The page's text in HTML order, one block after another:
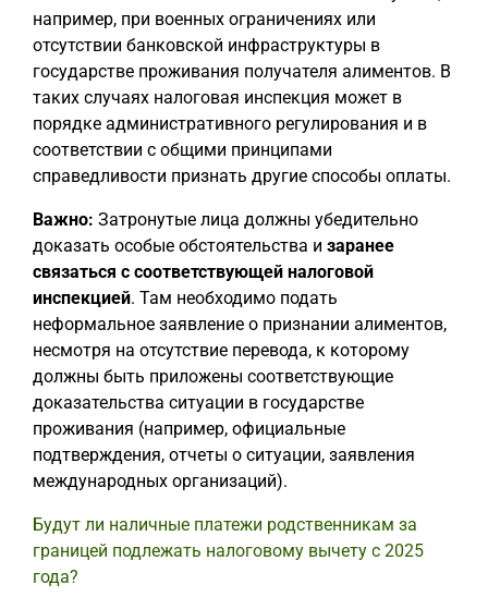
например, при военных ограничениях или
отсутствии банковской инфраструктуры в
государстве проживания получателя алиментов. В
таких случаях налоговая инспекция может в
порядке административного регулирования и в
соответствии с общими принципами
справедливости признать другие способы оплаты.
Важно: Затронутые лица должны убедительно
доказать особые обстоятельства и заранее
связаться с соответствующей налоговой
инспекцией. Там необходимо подать
неформальное заявление о признании алиментов,
несмотря на отсутствие перевода, к которому
должны быть приложены соответствующие
доказательства ситуации в государстве
проживания (например, официальные
подтверждения, отчеты о ситуации, заявления
международных организаций).
Будут ли наличные платежи родственникам за
границей подлежать налоговому вычету с 2025
года?